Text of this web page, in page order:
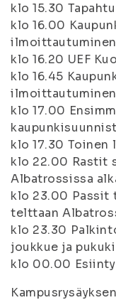
klo 15.30
klo 16.00
klo 16.20 UEF
klo 16.45
ilmoittautuminen
klo 17.00
klo 17.30
klo 22.00 Rastit
Albatrossissa
klo 23.00 Passit
telttaan
klo 23.30
joukkue ja
klo 00.00